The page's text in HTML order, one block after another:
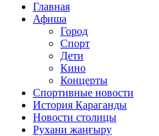
Главная
Афиша
Город
Спорт
Дети
Кино
Концерты
Спортивные новости
История Караганды
Новости столицы
Рухани жаңғыру